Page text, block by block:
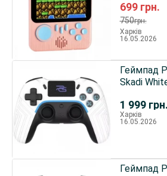
699 грн.
750грн.
Харків
16.05.2026
1 999 грн.
Геймпад
Skadi
Харків
16.05.2026
Геймпад